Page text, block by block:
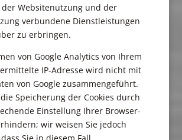
Websitenutzung und der
verbundene Dienstleistungen
zu erbringen.
von Google Analytics von Ihrem
IP-Adresse wird nicht mit
von Google zusammengeführt.
Speicherung der Cookies durch
Einstellung Ihrer Browser-
wir weisen Sie jedoch